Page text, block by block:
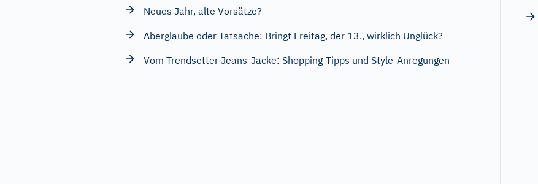
Neues Jahr, alte Vorsätze?
Aberglaube oder Tatsache: Bringt Freitag, der 13., wirklich Unglück?
Vom Trendsetter Jeans-Jacke: Shopping-Tipps und Style-Anregungen